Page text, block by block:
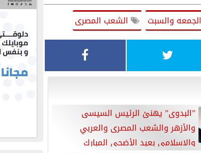
الجمعه والسبت الشعب المصرى
”البدوى” يهنئ الرئيس السيسى
والأزهر والشعب المصرى والعربي
والإسلامي بعيد الأضحى المبارك